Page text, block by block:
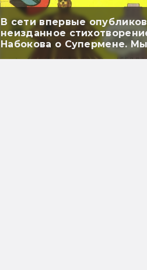
В сети впервые
неизданное
Набокова о Супермене.
перевели